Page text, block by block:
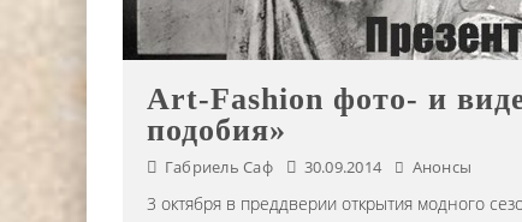
Art-Fashion фото- и
подобия»
Габриель Саф 30.09.2014 Анонсы
3 октября в преддверии открытия модного
Editor iLike.Today